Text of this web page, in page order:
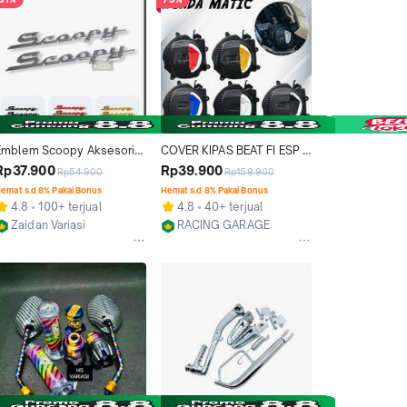
Scoopy Aksesoris
Stiker Full Body 2019
Sticker 2024 2023 2021
2016 2018 Prestige 2022
Motor Fi 2017
Rp54.900
s.d 8% Pakai Bonus
4.8
100+ terjual
Zaidan Variasi
COVER KIPAS BEAT FI ESP
DELUXE STREET SCOOPY
GENIO 2021 - NOW HONDA
MATIC MATIK  Aksesoris
Motor Motorcycle
Rp39.900Rp159.900
Hemat s.d 8% Pakai Bonus
4.8
40+ terjual
RACING GARAGE